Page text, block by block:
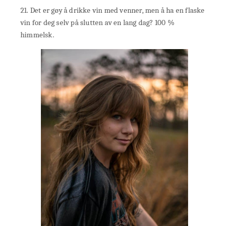
21. Det er gøy å drikke vin med venner, men å ha en flaske
vin for deg selv på slutten av en lang dag? 100 %
himmelsk.